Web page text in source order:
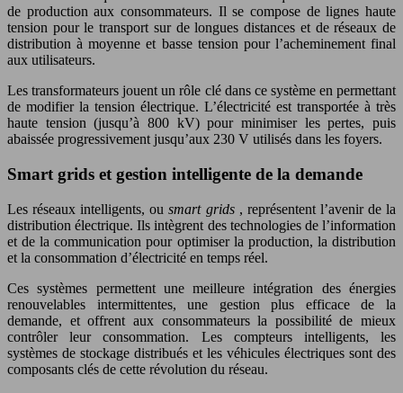
de production aux consommateurs. Il se compose de lignes haute
tension pour le transport sur de longues distances et de réseaux de
distribution à moyenne et basse tension pour l’acheminement final
aux utilisateurs.
Les transformateurs jouent un rôle clé dans ce système en permettant
de modifier la tension électrique. L’électricité est transportée à très
haute tension (jusqu’à 800 kV) pour minimiser les pertes, puis
abaissée progressivement jusqu’aux 230 V utilisés dans les foyers.
Smart grids et gestion intelligente de la demande
Les réseaux intelligents, ousmart grids , représentent l’avenir de la
distribution électrique. Ils intègrent des technologies de l’information
et de la communication pour optimiser la production, la distribution
et la consommation d’électricité en temps réel.
Ces systèmes permettent une meilleure intégration des énergies
renouvelables intermittentes, une gestion plus efficace de la
demande, et offrent aux consommateurs la possibilité de mieux
contrôler leur consommation. Les compteurs intelligents, les
systèmes de stockage distribués et les véhicules électriques sont des
composants clés de cette révolution du réseau.